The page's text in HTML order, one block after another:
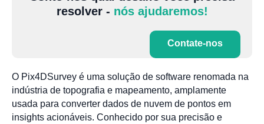
resolver - nós ajudaremos!
Contate-nos
O Pix4DSurvey é uma solução de software renomada na
indústria de topografia e mapeamento, amplamente
usada para converter dados de nuvem de pontos em
insights acionáveis. Conhecido por sua precisão e